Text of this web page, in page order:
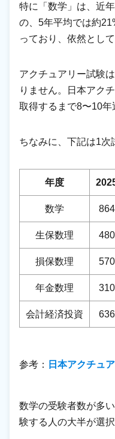
特に「数学」は、近
の、5年平均では約
っており、依然とし
アクチュアリー試験
りません。日本アク
取得するまで8〜10年
ちなみに、下記は1次
年度
数学
生保数理
損保数理
年金数理
会計経済投資
参考： 日本アクチュ
数学の受験者数が多
験する人の大半が選択